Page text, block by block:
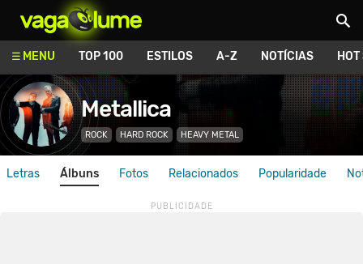
MENU TOP 100 ESTILOS A-Z NOTÍCIAS
Metallica
ROCK HARD ROCK HEAVY METAL
Letras Álbuns Fotos Relacionados Popularidade